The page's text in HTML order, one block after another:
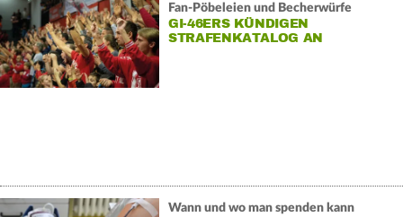
Fan-Pöbeleien und Becherwürfe
GI-46ERS KÜNDIGEN
STRAFENKATALOG AN
Wann und wo man spenden kann